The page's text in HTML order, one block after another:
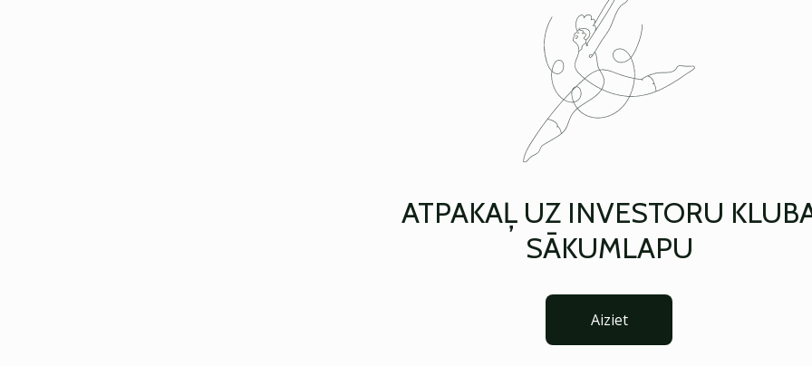
ATPAKAĻ UZ INVESTORU
SĀKUMLAPU
Aiziet